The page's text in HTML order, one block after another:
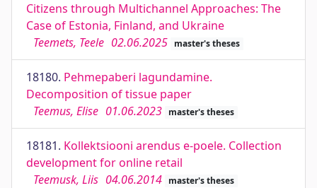
Citizens through Multichannel Approaches: The
Case of Estonia, Finland, and Ukraine
Teemets, Teele 02.06.2025 master's theses
18180. Pehmepaberi lagundamine.
Decomposition of tissue paper
Teemus, Elise 01.06.2023 master's theses
18181. Kollektsiooni arendus e-poele. Collection
development for online retail
Teemusk, Liis 04.06.2014 master's theses